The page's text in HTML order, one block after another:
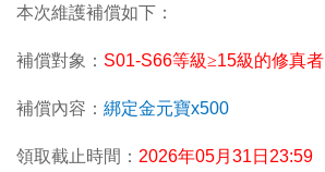
本次維護補償如下：
補償對象： S01-S66等級≥15級的修真者
補償內容： 綁定金元寶x500
領取截止時間： 2026年05月31日23:59